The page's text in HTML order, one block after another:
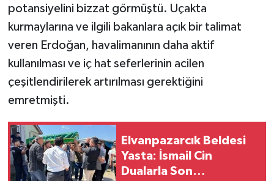
potansiyelini bizzat görmüştü. Uçakta
kurmaylarına ve ilgili bakanlara açık bir talimat
veren Erdoğan, havalimanının daha aktif
kullanılması ve iç hat seferlerinin acilen
çeşitlendirilerek artırılması gerektiğini
emretmişti.
Elvanpazarcık Beldesi
Yasta: İsmail Cin
Dualarla Son